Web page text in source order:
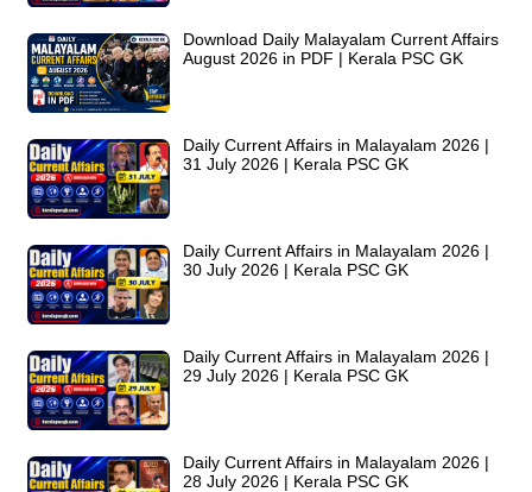
Download Daily Malayalam Current Affairs
August 2026 in PDF | Kerala PSC GK
Daily Current Affairs in Malayalam 2026 |
31 July 2026 | Kerala PSC GK
Daily Current Affairs in Malayalam 2026 |
30 July 2026 | Kerala PSC GK
Daily Current Affairs in Malayalam 2026 |
29 July 2026 | Kerala PSC GK
Daily Current Affairs in Malayalam 2026 |
28 July 2026 | Kerala PSC GK